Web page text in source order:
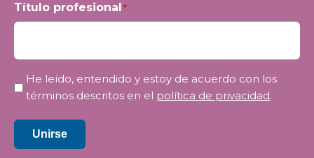
Título profesional *
Privacidad*
He leído, entendido y estoy de acuerdo con los
términos descritos en el política de privacidad.
Unirse